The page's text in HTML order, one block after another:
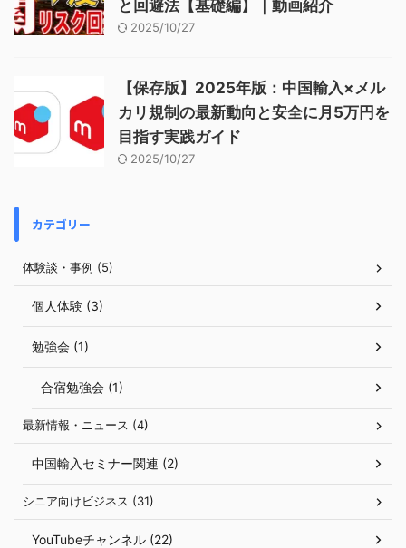
と回避法【基礎編】｜動画紹介
2025/10/27
【保存版】2025年版：中国輸入×メル
カリ規制の最新動向と安全に月5万円を
目指す実践ガイド
2025/10/27
カテゴリー
体験談・事例 (5)
個人体験 (3)
勉強会 (1)
合宿勉強会 (1)
最新情報・ニュース (4)
中国輸入セミナー関連 (2)
シニア向けビジネス (31)
YouTubeチャンネル (22)